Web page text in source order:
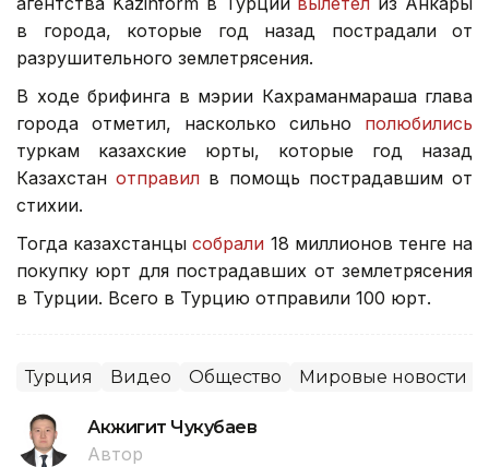
в города, которые год назад пострадали от
разрушительного землетрясения.
В ходе брифинга в мэрии Кахраманмараша глава
города отметил, насколько сильно полюбились
туркам казахские юрты, которые год назад
Казахстанотправил в помощь пострадавшим от
стихии.
Тогда казахстанцысобрали 18 миллионов тенге на
покупку юрт для пострадавших от землетрясения
в Турции. Всего в Турцию отправили 100 юрт.
Турция Видео Общество Мировые новости
Акжигит Чукубаев
Автор